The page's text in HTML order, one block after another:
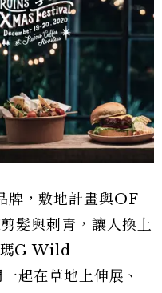
牌，敷地計畫與OF
髮與刺青，讓人換上
瑪G Wild
起在草地上伸展、